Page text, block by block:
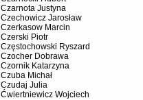
Czarnota Justyna
Czechowicz Jarosław
Czerkasow Marcin
Czerski Piotr
Częstochowski Ryszard
Czocher Dobrawa
Czornik Katarzyna
Czuba Michał
Czudaj Julia
Ćwiertniewicz Wojciech